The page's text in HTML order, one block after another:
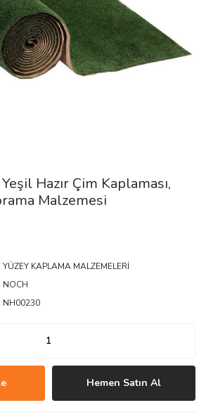
Hazır Çim Kaplaması,
Malzemesi
YÜZEY KAPLAMA MALZEMELERİ
NOCH
NH00230
Hemen Satın Al